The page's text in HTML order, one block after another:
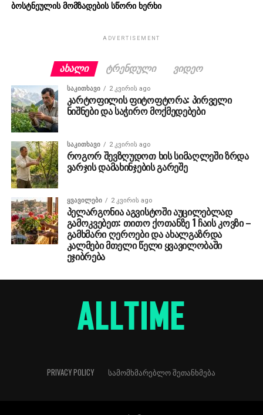
ბოსტნეულის მომზადების სწორი ხერხი
ADVERTISEMENT
ᲐᲮᲐᲚᲘ ᲢᲠᲔᲜᲓᲣᲚᲘ ᲕᲘᲓᲔᲝ
ᲡᲐᲙᲘᲗᲮᲐᲕᲘ 2 კვირის ago
კარტოფილის ფიტოფტორა: პირველი
ნიშნები და საჭირო მოქმედებები
ᲡᲐᲙᲘᲗᲮᲐᲕᲘ 2 კვირის ago
როგორ შევზღუდოთ ხის სიმაღლეში ზრდა
ვარჯის დამახინჯების გარეშე
ᲧᲕᲐᲕᲘᲚᲔᲑᲘ 2 კვირის ago
პელარგონია აგვისტოში აუცილებლად
გამოკვებეთ: თითო ქოთანზე 1 ჩაის კოვზი –
გამხმარი ღეროები და ახალგაზრდა
კალმები მთელი წელი ყვავილობაში
ეჯიბრება
PRIVACY POLICY ᲡᲐᲛᲝᲛᲮᲛᲐᲠᲔᲑᲚᲝ ᲨᲔᲗᲐᲜᲮᲛᲔᲑᲐ